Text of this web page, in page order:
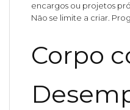
encargos ou projetos
Não se limite a criar.
Corpo